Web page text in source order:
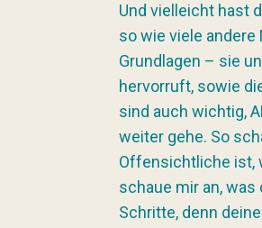
Und vielleicht hast
so wie viele
Grundlagen – sie
hervorruft, sowie
sind auch wichtig,
weiter gehe. So
Offensichtliche ist,
schaue mir an,
Schritte, denn